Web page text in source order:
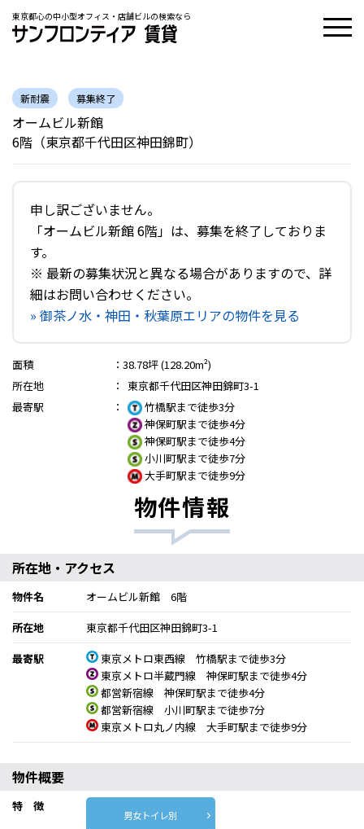
東京都心の中小型オフィス・店舗ビルの検索なら
新耐震 募集終了
オームビル新館
6階（東京都千代田区神田錦町）
申し訳ございません。
「オームビル新館 6階」は、募集を終了しておりま
す。
※ 最新の募集状況と異なる場合がありますので、詳
細はお問い合わせください。
» 御茶ノ水・神田・秋葉原エリアの物件を見る
面積 ： 38.78坪 (128.20m²)
所在地
：
東京都千代田区神田錦町3-1
最寄駅
：
竹橋駅まで徒歩3分
神保町駅まで徒歩4分
神保町駅まで徒歩4分
小川町駅まで徒歩7分
大手町駅まで徒歩9分
物件情報
所在地・アクセス
物件名
オームビル新館 6階
所在地
東京都千代田区神田錦町3-1
最寄駅
東京メトロ東西線 竹橋駅まで徒歩3分
東京メトロ半蔵門線 神保町駅まで徒歩4分
都営新宿線 神保町駅まで徒歩4分
都営新宿線 小川町駅まで徒歩7分
東京メトロ丸ノ内線 大手町駅まで徒歩9分
物件概要
特 徴
男女トイレ別